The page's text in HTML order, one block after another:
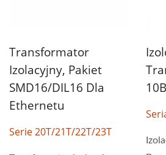
Transformator
Izolacyjny, Pakiet
SMD16/DIL16 Dla
Ethernetu
Serie 20T/21T/22T/23T